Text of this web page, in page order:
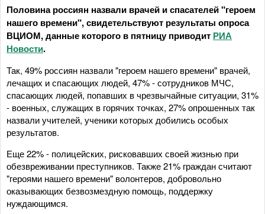
Половина россиян назвали врачей и спасателей "героем
нашего времени", свидетельствуют результаты опроса
ВЦИОМ, данные которого в пятницу приводит РИА
Новости.
Так, 49% россиян назвали "героем нашего времени" врачей,
лечащих и спасающих людей, 47% - сотрудников МЧС,
спасающих людей, попавших в чрезвычайные ситуации, 31%
- военных, служащих в горячих точках, 27% опрошенных так
назвали учителей, ученики которых добились особых
результатов.
Еще 22% - полицейских, рисковавших своей жизнью при
обезвреживании преступников. Также 21% граждан считают
"героями нашего времени" волонтеров, добровольно
оказывающих безвозмездную помощь, поддержку
нуждающимся.